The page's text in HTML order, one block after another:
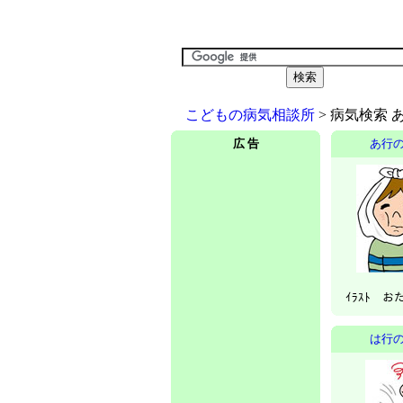
こどもの病気相談所 > 病気検索
広 告 あ行
ｲﾗｽﾄ お
は行